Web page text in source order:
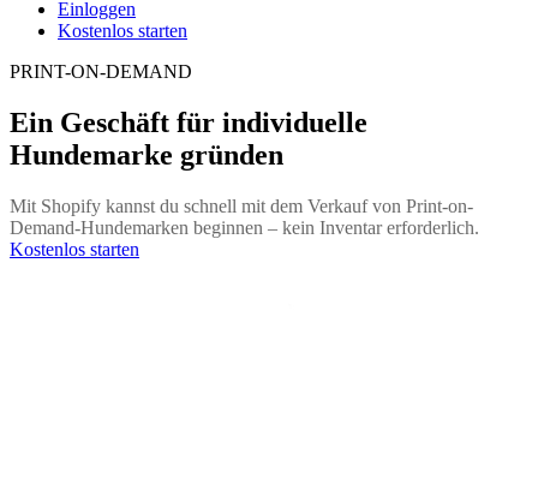
Einloggen
Kostenlos starten
PRINT-ON-DEMAND
Ein Geschäft für individuelle
Hundemarke gründen
Mit Shopify kannst du schnell mit dem Verkauf von Print-on-
Demand-Hundemarken beginnen – kein Inventar erforderlich.
Kostenlos starten